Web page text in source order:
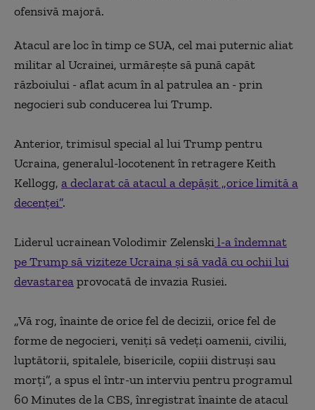
ofensivă majoră.
Atacul are loc în timp ce SUA, cel mai puternic aliat
militar al Ucrainei, urmărește să pună capăt
războiului - aflat acum în al patrulea an - prin
negocieri sub conducerea lui Trump.
Anterior, trimisul special al lui Trump pentru
Ucraina, generalul-locotenent în retragere Keith
Kellogg, a declarat că atacul a depășit „orice limită a
decenței”.
Liderul ucrainean Volodimir Zelenskil-a îndemnat
pe Trump să viziteze Ucraina și să vadă cu ochii lui
devastareaprovocată de invazia Rusiei.
„Vă rog, înainte de orice fel de decizii, orice fel de
forme de negocieri, veniți să vedeți oamenii, civilii,
luptătorii, spitalele, bisericile, copiii distruși sau
morți”, a spus el într-un interviu pentru programul
60 Minutes de la CBS, înregistrat înainte de atacul